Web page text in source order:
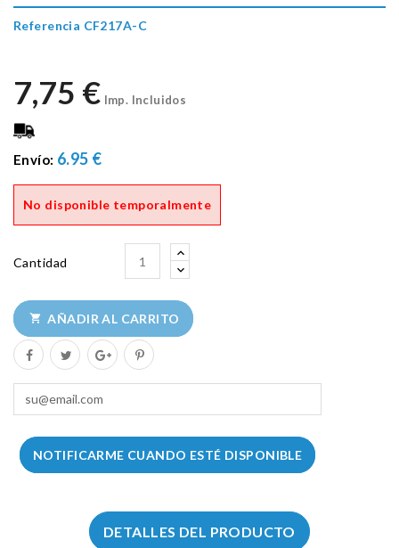
Referencia CF217A-C
7,75 € Imp. Incluidos
Envío: 6.95 €
No disponible temporalmente
Cantidad
 AÑADIR AL CARRITO
NOTIFICARME CUANDO ESTÉ DISPONIBLE
DETALLES DEL PRODUCTO